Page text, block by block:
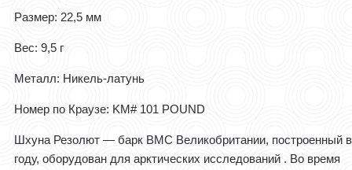
Размер: 22,5 мм
Вес: 9,5 г
Металл: Никель-латунь
Номер по Краузе: KM# 101 POUND
Шхуна Резолют — барк ВМС Великобритании, построенный
году, оборудован для арктических исследований . Во время